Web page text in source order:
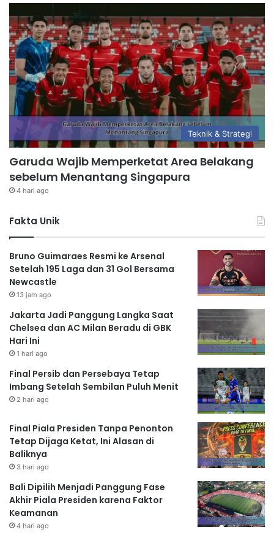
Teknik & Strategi
Garuda Wajib Memperketat Area Belakang
sebelum Menantang Singapura
4 hari ago
Fakta Unik
Bruno Guimaraes Resmi ke Arsenal
Setelah 195 Laga dan 31 Gol Bersama
Newcastle
13 jam ago
Jakarta Jadi Panggung Langka Saat
Chelsea dan AC Milan Beradu di GBK
Hari Ini
1 hari ago
Final Persib dan Persebaya Tetap
Imbang Setelah Sembilan Puluh Menit
2 hari ago
Final Piala Presiden Tanpa Penonton
Tetap Dijaga Ketat, Ini Alasan di
Baliknya
3 hari ago
Bali Dipilih Menjadi Panggung Fase
Akhir Piala Presiden karena Faktor
Keamanan
4 hari ago